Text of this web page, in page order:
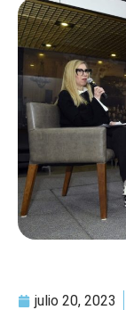
julio 20, 2023